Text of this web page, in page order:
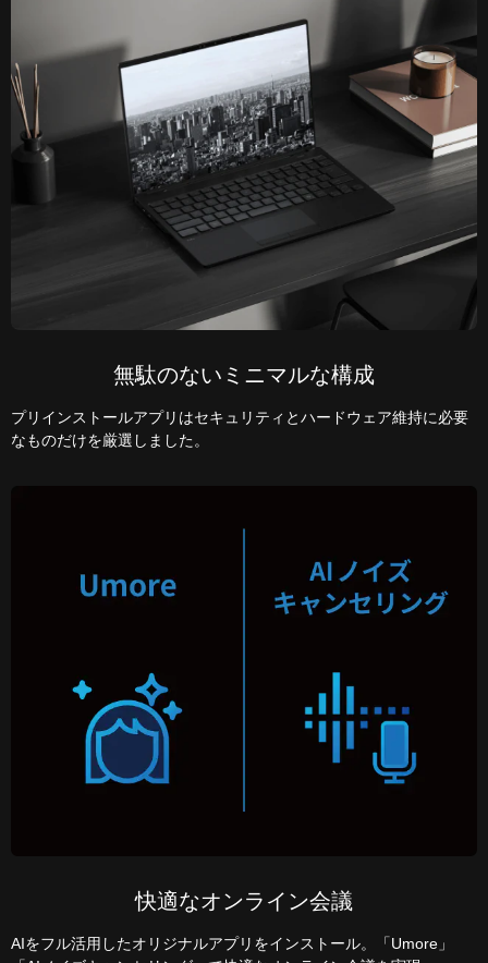
無駄のないミニマルな構成
プリインストールアプリはセキュリティとハードウェア維持に必要
なものだけを厳選しました。
快適なオンライン会議
AIをフル活用したオリジナルアプリをインストール。「Umore」